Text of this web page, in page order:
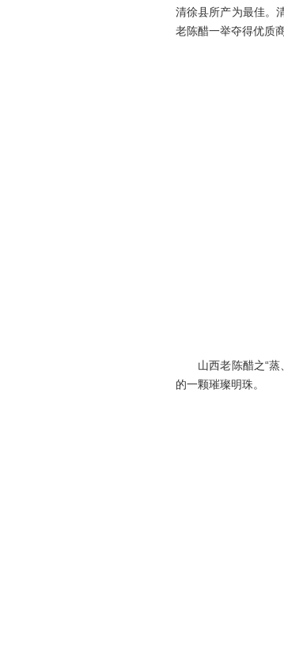
清徐县所产为最佳。
老陈醋一举夺得优质
山西老陈醋之“蒸、
的一颗璀璨明珠。